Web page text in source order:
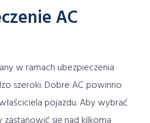
AC
w ramach ubezpieczenia
szeroki. Dobre AC powinno
pojazdu. Aby wybrać